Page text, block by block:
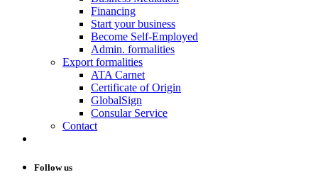
Financing
Start your business
Become Self-Employed
Admin. formalities
Export formalities
ATA Carnet
Certificate of Origin
GlobalSign
Consular Service
Contact
Follow us